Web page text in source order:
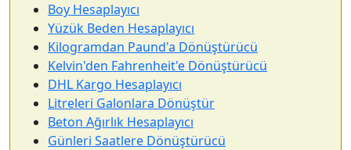
Boy Hesaplayıcı
Yüzük Beden Hesaplayıcı
Kilogramdan Paund'a Dönüştürücü
Kelvin'den Fahrenheit'e Dönüştürücü
DHL Kargo Hesaplayıcı
Litreleri Galonlara Dönüştür
Beton Ağırlık Hesaplayıcı
Günleri Saatlere Dönüştürücü